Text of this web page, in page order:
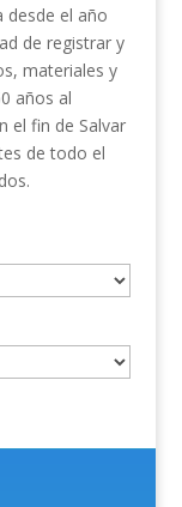
desde el año
de registrar y
materiales y
años al
el fin de Salvar
de todo el